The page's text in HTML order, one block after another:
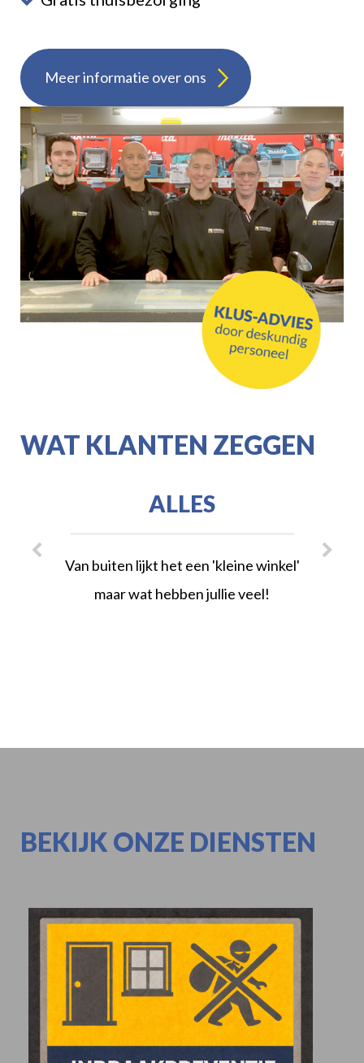
Meer informatie over ons
WAT KLANTEN ZEGGEN
ALLES
Van buiten lijkt het een 'kleine winkel'
maar wat hebben jullie veel!
BEKIJK ONZE DIENSTEN